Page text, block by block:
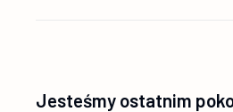
Jesteśmy ostatnim